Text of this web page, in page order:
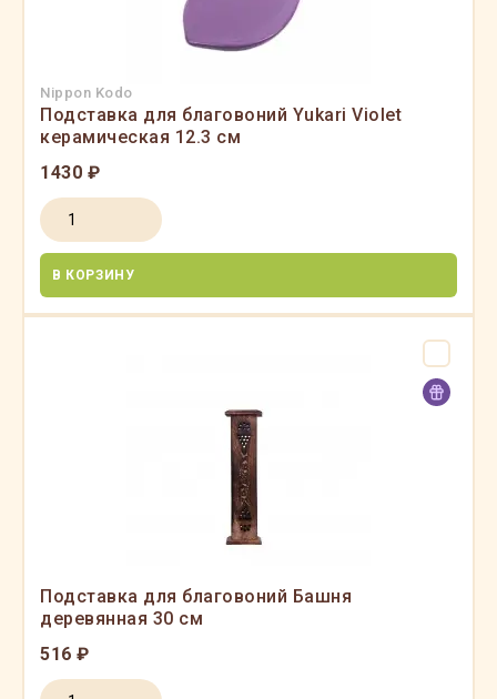
Nippon Kodo
Подставка для благовоний Yukari Violet
керамическая 12.3 см
1430 ₽
В КОРЗИНУ
Подставка для благовоний Башня
деревянная 30 см
516 ₽